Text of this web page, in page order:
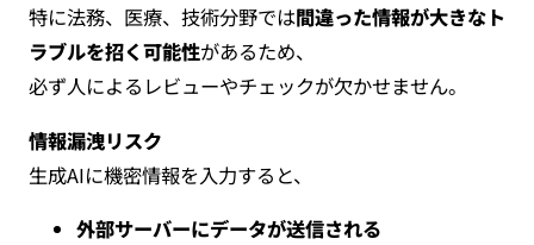
特に法務、医療、技術分野では間違った情報が大きなト
ラブルを招く可能性があるため、
必ず人によるレビューやチェックが欠かせません。
情報漏洩リスク
生成AIに機密情報を入力すると、
外部サーバーにデータが送信される